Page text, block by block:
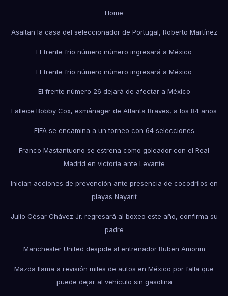
Home
Asaltan la casa del seleccionador de Portugal, Roberto Martínez
El frente frío número número ingresará a México
El frente frío número número ingresará a México
El frente número 26 dejará de afectar a México
Fallece Bobby Cox, exmánager de Atlanta Braves, a los 84 años
FIFA se encamina a un torneo con 64 selecciones
Franco Mastantuono se estrena como goleador con el Real
Madrid en victoria ante Levante
Inician acciones de prevención ante presencia de cocodrilos en
playas Nayarit
Julio César Chávez Jr. regresará al boxeo este año, confirma su
padre
Manchester United despide al entrenador Ruben Amorim
Mazda llama a revisión miles de autos en México por falla que
puede dejar al vehículo sin gasolina